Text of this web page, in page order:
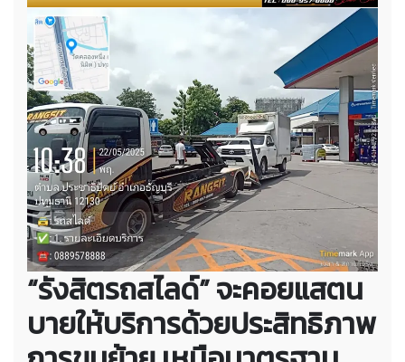
“รังสิตรถสไลด์” จะคอยแสตน
บายให้บริการด้วยประสิทธิภาพ